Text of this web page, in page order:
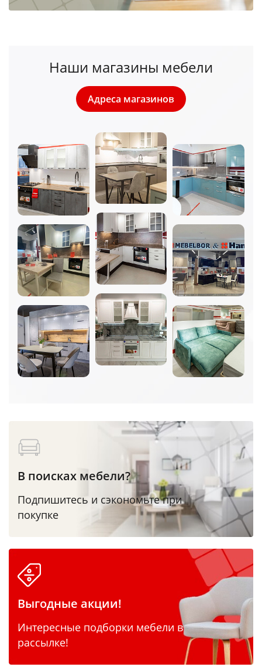
Наши магазины мебели
Адреса магазинов
В поисках мебели?
Подпишитесь и сэкономьте при
покупке
Выгодные акции!
Интересные подборки мебели в
рассылке!